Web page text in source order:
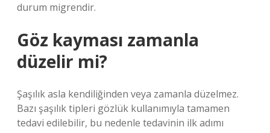
durum migrendir.
Göz kayması zamanla
düzelir mi?
Şaşılık asla kendiliğinden veya zamanla düzelmez.
Bazı şaşılık tipleri gözlük kullanımıyla tamamen
tedavi edilebilir, bu nedenle tedavinin ilk adımı